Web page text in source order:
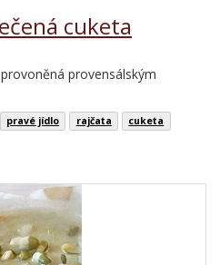
cuketa
provensálským
pravé jídlo rajčata cuketa